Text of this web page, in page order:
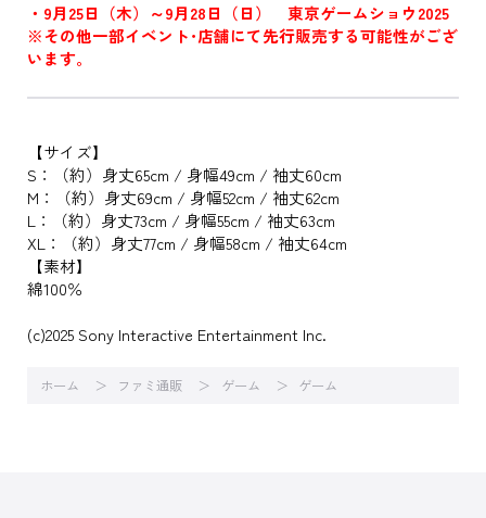
・9月25日（木）～9月28日（日） 東京ゲームショウ2025
※その他一部イベント･店舗にて先行販売する可能性がござ
います。
【サイズ】
S：（約）身丈65cm / 身幅49cm / 袖丈60cm
M：（約）身丈69cm / 身幅52cm / 袖丈62cm
L：（約）身丈73cm / 身幅55cm / 袖丈63cm
XL：（約）身丈77cm / 身幅58cm / 袖丈64cm
【素材】
綿100％
(c)2025 Sony Interactive Entertainment Inc.
ホーム ファミ通販 ゲーム ゲーム